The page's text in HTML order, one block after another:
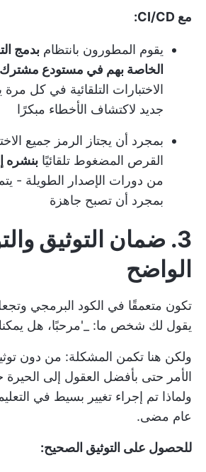
مع CI/CD:
يقوم المطورون بانتظام بدمج
الخاصة بهم في مستودع مشترك
الاختبارات التلقائية في كل
جديد لاكتشاف الأخطاء مبكرًا
بمجرد أن يجتاز الرمز جميع
القرص المضغوط تلقائيًا بنشره
من دورات الإصدار الطويلة -
بمجرد أن تصبح جاهزة
3. ضمان التوثيق
الواضح
تكون متعمقًا في الكود البرمجي
يقول لك شخص ما: _'مرحبًا، هل
ولكن هنا تكمن المشكلة: من دون
الأمر حتى بأفضل العقول إلى
ولماذا تم إجراء تغيير بسيط في
عام مضى.
للحصول على التوثيق الصحيح: